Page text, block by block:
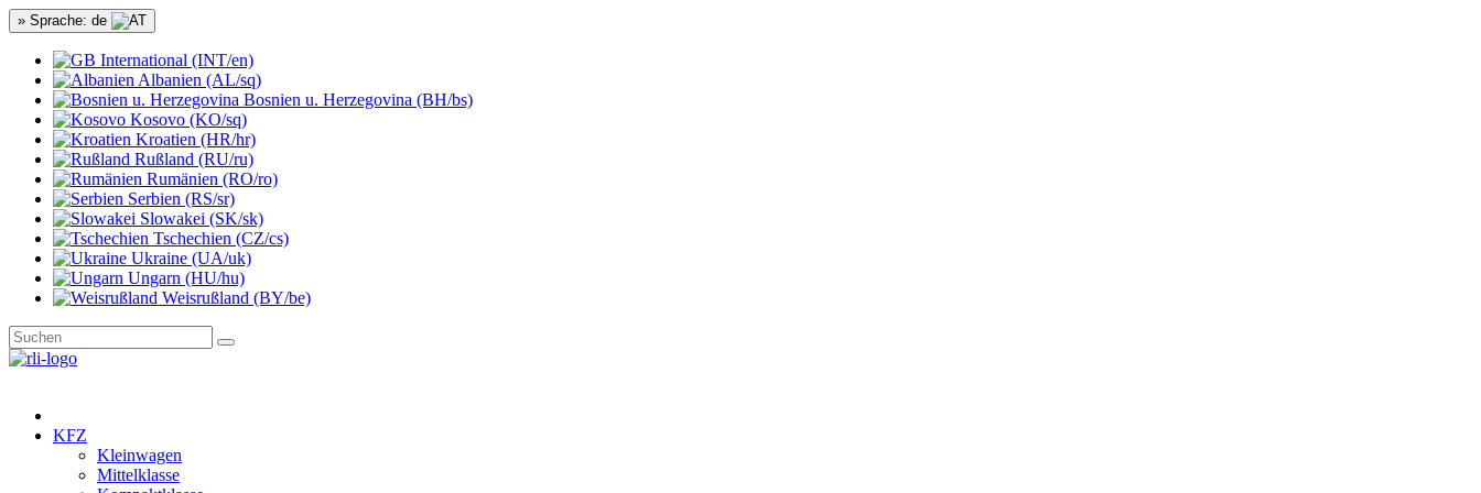
» Sprache: de
International (INT/en)
Albanien (AL/sq)
Bosnien u. Herzegovina (BH/bs)
Kosovo (KO/sq)
Kroatien (HR/hr)
Rußland (RU/ru)
Rumänien (RO/ro)
Serbien (RS/sr)
Slowakei (SK/sk)
Tschechien (CZ/cs)
Ukraine (UA/uk)
Ungarn (HU/hu)
Weisrußland (BY/be)
KFZ
Kleinwagen
Mittelklasse